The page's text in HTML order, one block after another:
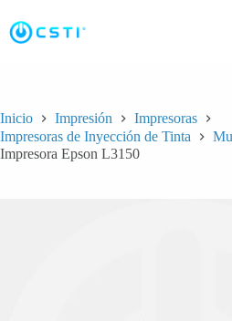
contenido
Inicio Impresión
Impresoras
Impresoras de Inyección de Tinta
Impresora Epson L3150